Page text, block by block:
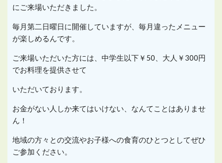
にご来場いただきました。
毎月第二日曜日に開催していますが、毎月違ったメニュー
が楽しめるんです。
ご来場いただいた方には、中学生以下￥50、大人￥300円
でお料理を提供させて
いただいております。
お金がない人しか来てはいけない、なんてことはありませ
ん！
地域の方々との交流やお子様への食育のひとつとしてぜひ
ご参加ください。